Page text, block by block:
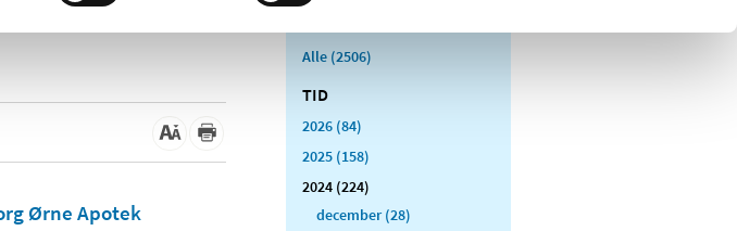
Ørne Apotek
Alle (2506)
TID
2026 (84)
2025 (158)
2024 (224)
december (28)